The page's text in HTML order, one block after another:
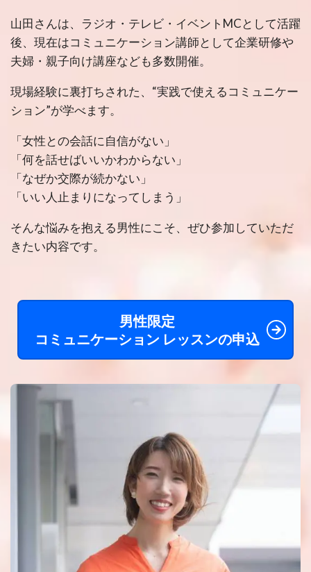
山田さんは、ラジオ・テレビ・イベントMCとして活躍
後、現在はコミュニケーション講師として企業研修や
夫婦・親子向け講座なども多数開催。
現場経験に裏打ちされた、“実践で使えるコミュニケー
ション”が学べます。
「女性との会話に自信がない」
「何を話せばいいかわからない」
「なぜか交際が続かない」
「いい人止まりになってしまう」
そんな悩みを抱える男性にこそ、ぜひ参加していただ
きたい内容です。
男性限定
コミュニケーション レッスンの申込